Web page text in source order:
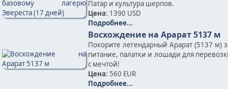
Патар и культура шерпов.
Цена: 1390 USD
Подробнее...
Восхождение на Арарат 5137 м
Покорите легендарный Арарат (5137
питание, палатки и лошади для
с мечтой!
Цена: 560 EUR
Подробнее...